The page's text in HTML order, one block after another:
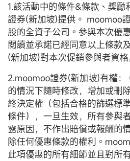
1.該活動中的條件&條款、獎
證券(新加坡)提供。 moomoo
股的全資子公司。參與本次優
閲讀並承諾已經同意以上條款
(新加坡)對本次促銷參與者資
2.moomoo證券(新加坡)有權：
的情況下隨時修改，增加或刪
終決定權（包括合格的篩選標
條件），一旦生效，所有參與
露原因，不作出賠償或報酬的
除任何優惠條款的權利。
此項優惠的所有細節並且對所